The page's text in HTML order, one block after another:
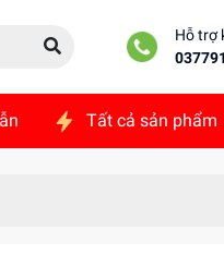
Hỗ trợ
Tất cả sản phẩm